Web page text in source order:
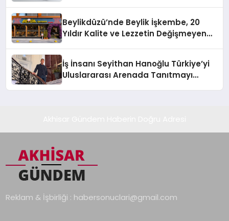
Beylikdüzü’nde Beylik İşkembe, 20
Yıldır Kalite ve Lezzetin Değişmeyen
İş İnsanı Seyithan Hanoğlu Türkiye’yi
Uluslararası Arenada Tanıtmayı
Reklam & İşbirliği : habersonuclari@gmail.com